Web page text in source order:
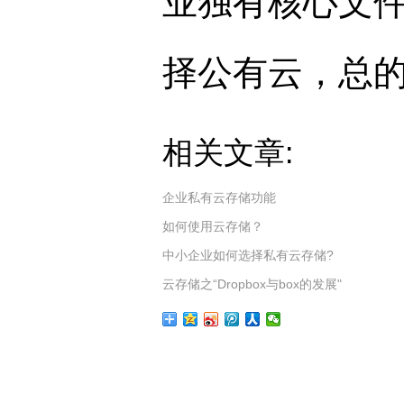
择公有云，总
相关文章:
企业私有云存储功能
如何使用云存储？
中小企业如何选择私有云存储?
云存储之“Dropbox与box的发展"